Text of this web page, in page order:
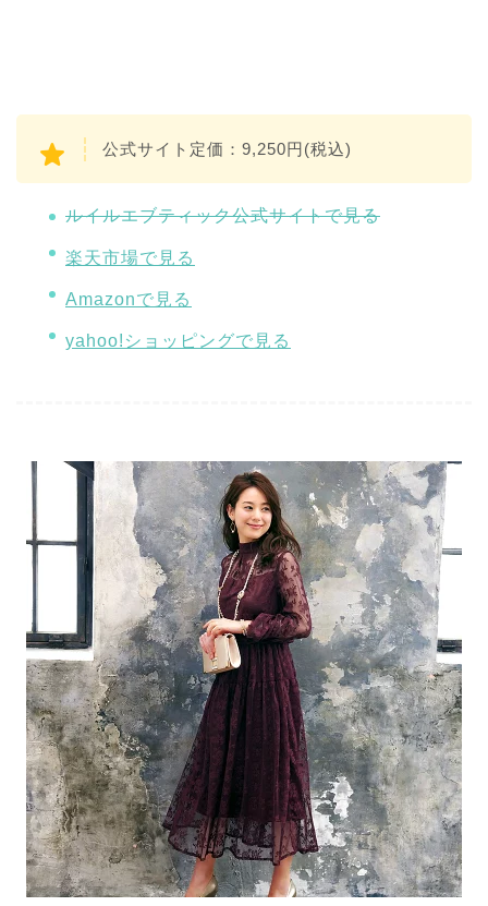
公式サイト定価：9,250円(税込)
ルイルエブティック公式サイトで見る
楽天市場で見る
Amazonで見る
yahoo!ショッピングで見る